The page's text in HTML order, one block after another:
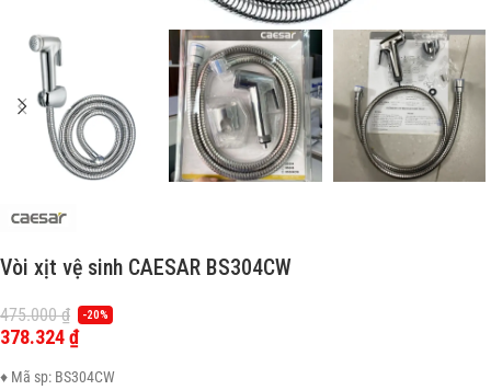
Vòi xịt vệ sinh CAESAR BS304CW
475.000₫ -20%
378.324₫
♦ Mã sp: BS304CW